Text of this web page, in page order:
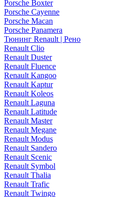
Porsche Boxter
Porsche Cayenne
Porsche Macan
Porsche Panamera
Тюнинг Renault | Рено
Renault Clio
Renault Duster
Renault Fluence
Renault Kangoo
Renault Kaptur
Renault Koleos
Renault Laguna
Renault Latitude
Renault Master
Renault Megane
Renault Modus
Renault Sandero
Renault Scenic
Renault Symbol
Renault Thalia
Renault Trafic
Renault Twingo